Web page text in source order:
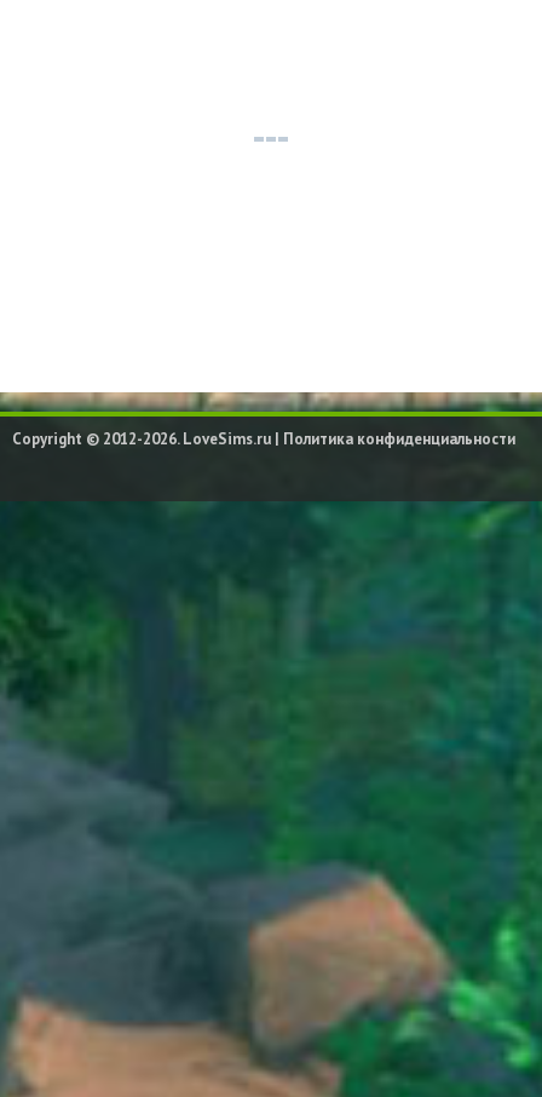
Copyright © 2012-2026. LoveSims.ru | Политика конфиденциальности